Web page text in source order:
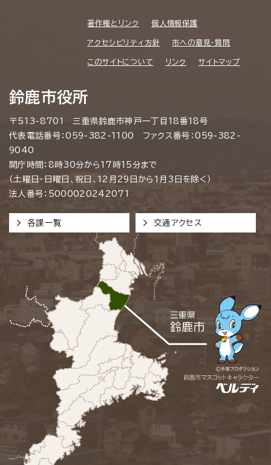
著作権とリンク 個人情報保護
アクセシビリティ方針 市への意見・質問
このサイトについて リンク サイトマップ
鈴鹿市役所
〒513-8701 三重県鈴鹿市神戸一丁目18番18号
代表電話番号：059-382-1100 ファクス番号：059-382-
9040
開庁時間：8時30分から17時15分まで
（土曜日・日曜日、祝日、12月29日から1月3日を除く）
法人番号：5000020242071
各課一覧 交通アクセス